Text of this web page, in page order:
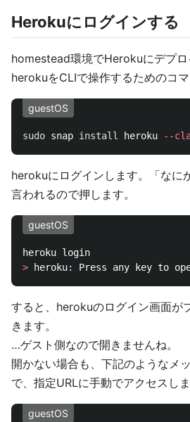
Herokuにログインする
homestead環境でHerokuにデプロ
herokuをCLIで操作するためのコマ
guestOS
sudo snap install heroku --
herokuにログインします。「なに
言われるので押します。
guestOS
> heroku: Press any key to
すると、herokuのログイン画面が
きます。
…ゲスト側なので開きませんね。
開かない場合も、下記のようなメ
で、指定URLに手動でアクセスしま
guestOS